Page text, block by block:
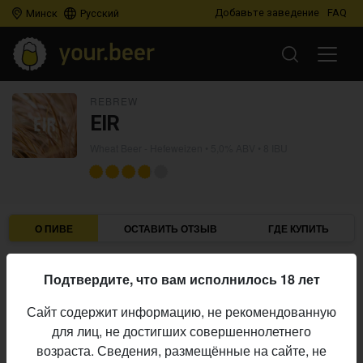
Минск Русский Добавьте заведение FAQ
EIR
О ПИВЕ ОСТАВИТЬ ОТЗЫВ ГДЕ КУПИТЬ
Пивоварня:
Алкоголь:
5,0%
Горечь:
8 IBU
Начало
Подтвердите, что вам исполнилось 18 лет
Сайт содержит информацию, не рекомендованную
для лиц, не достигших совершеннолетнего
возраста. Сведения, размещённые на сайте, не